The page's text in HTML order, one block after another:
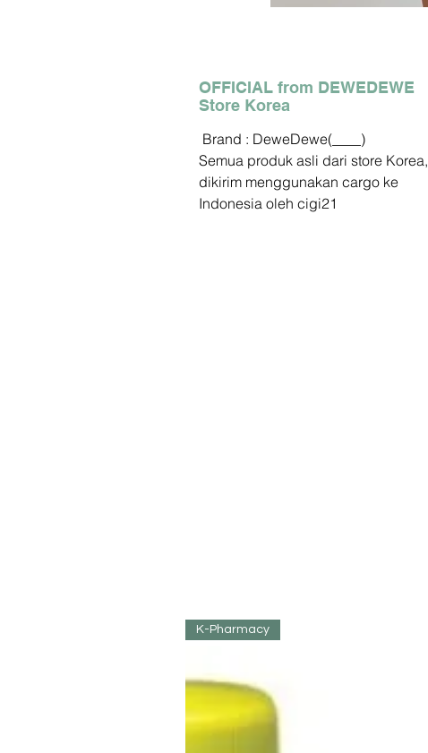
OFFICIAL from DEWEDEWE
Store Korea
Brand : DeweDewe(____)
Semua produk asli dari store Korea,
dikirim menggunakan cargo ke
Indonesia oleh cigi21
K-Pharmacy